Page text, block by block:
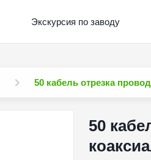
Экскурсия по заводу
50 кабель отрезка
50